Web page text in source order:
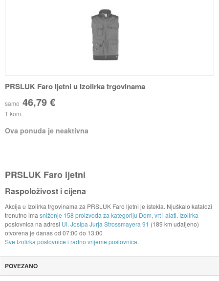
PRSLUK Faro ljetni u Izolirka trgovinama
samo 46,79 €
1 kom.
Ova ponuda je neaktivna
PRSLUK Faro ljetni
Raspoloživost i cijena
Akcija u Izolirka trgovinama za PRSLUK Faro ljetni je istekla. Njuškalo katalozi
trenutno ima sniženje 158 proizvoda za kategoriju Dom, vrt i alati. Izolirka
poslovnica na adresi Ul. Josipa Jurja Strossmayera 91 (189 km udaljeno)
otvorena je danas od 07:00 do 13:00
Sve Izolirka poslovnice i radno vrijeme poslovnica.
POVEZANO